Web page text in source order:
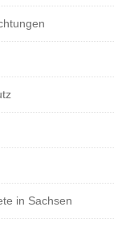
in Sachsen